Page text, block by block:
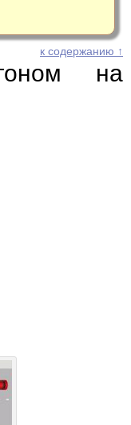
к содержанию ↑
на